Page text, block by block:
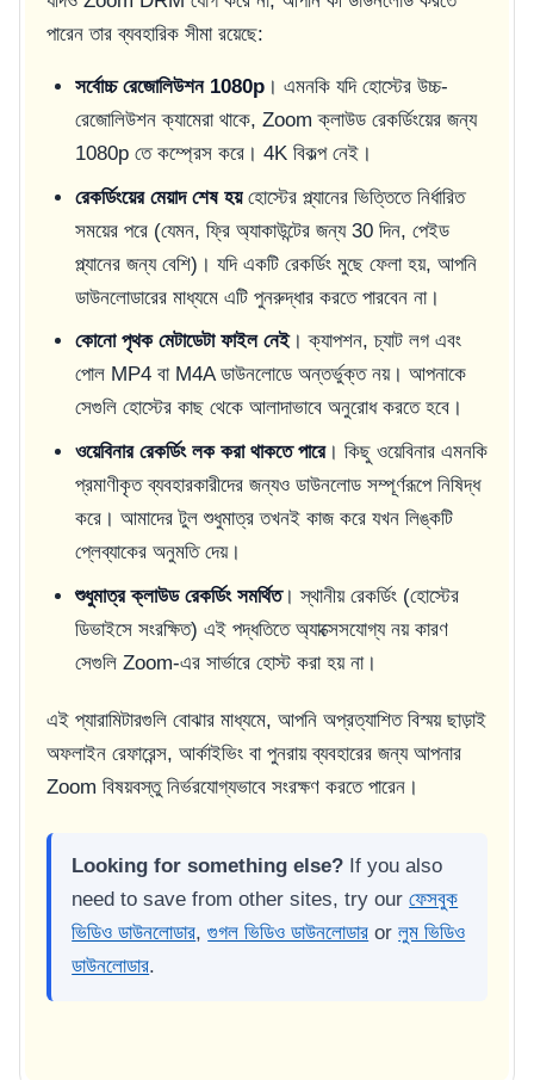
পারেন তার ব্যবহারিক সীমা রয়েছে:
সর্বোচ্চ রেজোলিউশন 1080p। এমনকি যদি হোস্টের উচ্চ-
রেজোলিউশন ক্যামেরা থাকে, Zoom ক্লাউড রেকর্ডিংয়ের জন্য
1080p তে কম্প্রেস করে। 4K বিকল্প নেই।
রেকর্ডিংয়ের মেয়াদ শেষ হয়হোস্টের প্ল্যানের ভিত্তিতে নির্ধারিত
সময়ের পরে (যেমন, ফ্রি অ্যাকাউন্টের জন্য 30 দিন, পেইড
প্ল্যানের জন্য বেশি)। যদি একটি রেকর্ডিং মুছে ফেলা হয়, আপনি
ডাউনলোডারের মাধ্যমে এটি পুনরুদ্ধার করতে পারবেন না।
কোনো পৃথক মেটাডেটা ফাইল নেই। ক্যাপশন, চ্যাট লগ এবং
পোল MP4 বা M4A ডাউনলোডে অন্তর্ভুক্ত নয়। আপনাকে
সেগুলি হোস্টের কাছ থেকে আলাদাভাবে অনুরোধ করতে হবে।
ওয়েবিনার রেকর্ডিং লক করা থাকতে পারে। কিছু ওয়েবিনার এমনকি
প্রমাণীকৃত ব্যবহারকারীদের জন্যও ডাউনলোড সম্পূর্ণরূপে নিষিদ্ধ
করে। আমাদের টুল শুধুমাত্র তখনই কাজ করে যখন লিঙ্কটি
প্লেব্যাকের অনুমতি দেয়।
শুধুমাত্র ক্লাউড রেকর্ডিং সমর্থিত। স্থানীয় রেকর্ডিং (হোস্টের
ডিভাইসে সংরক্ষিত) এই পদ্ধতিতে অ্যাক্সেসযোগ্য নয় কারণ
সেগুলি Zoom-এর সার্ভারে হোস্ট করা হয় না।
এই প্যারামিটারগুলি বোঝার মাধ্যমে, আপনি অপ্রত্যাশিত বিস্ময় ছাড়াই
অফলাইন রেফারেন্স, আর্কাইভিং বা পুনরায় ব্যবহারের জন্য আপনার
Zoom বিষয়বস্তু নির্ভরযোগ্যভাবে সংরক্ষণ করতে পারেন।
Looking for something else? If you also
need to save from other sites, try ourফেসবুক
ভিডিও ডাউনলোডার,গুগল ভিডিও ডাউনলোডার orলুম ভিডিও
ডাউনলোডার.